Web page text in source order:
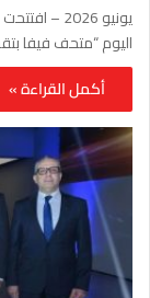
اليوم “متحف فيفا
أكمل القراءة »